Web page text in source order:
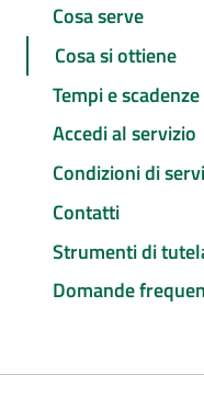
Cosa serve
Cosa si ottiene
Tempi e scadenze
Accedi al servizio
Condizioni di
Contatti
Strumenti di
Domande